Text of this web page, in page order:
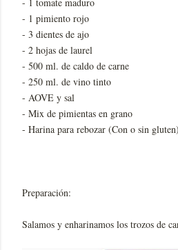
- 1 pimiento rojo
- 3 dientes de ajo
- 2 hojas de laurel
- 500 ml. de caldo de carne
- 250 ml. de vino tinto
- AOVE y sal
- Mix de pimientas en grano
- Harina para rebozar (Con o sin gluten)
Preparación:
Salamos y enharinamos los trozos de